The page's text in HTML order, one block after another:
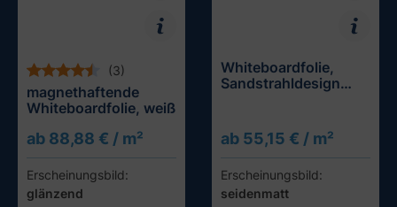
(3)
magnethaftende
Whiteboardfolie, weiß
ab 88,88 € / m²
Erscheinungsbild:
glänzend
Whiteboardfolie,
Sandstrahldesign
ab 55,15 € / m²
Erscheinungsbild:
seidenmatt